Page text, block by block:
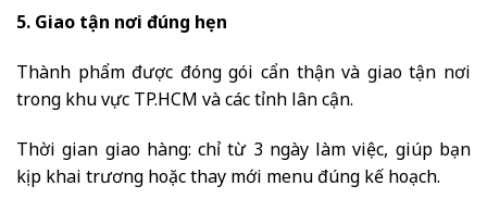
5. Giao tận nơi đúng hẹn
Thành phẩm được đóng gói cẩn thận và giao tận nơi
trong khu vực TP.HCM và các tỉnh lân cận.
Thời gian giao hàng: chỉ từ 3 ngày làm việc, giúp bạn
kịp khai trương hoặc thay mới menu đúng kế hoạch.